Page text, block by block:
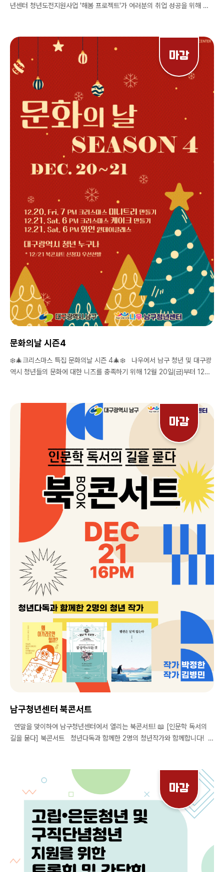
년센터 청년도전지원사업 '해봄 프로젝트'가 여러분의 취업 성공을 위해 특
우선 선발) 💡 <채용트렌드 2025>의 저자 윤영돈 소장님과 함께하는 취업
전략 특강! 2025 채용 트렌드 완전 정복 AI 활용 자소서 작성과 면접 꿀팁
까지! 🎁 <해봄 프로젝트 참여 혜택> · AI 자격증 취득 과정 · 맞춤형 취업
프로그램 · 최대 350만 원 지원 🚀 지금 바로 도전하세요! QR코드를 스캔
하거나 남구청년센터 홈페이지/인스타그램으로 신청 가능합니다. 선착순 마
감, 놓치지 마세요!
마감
문화의날 시즌4
❄️🎄크리스마스 특집 문화의날 시즌 4🎄❄️ 나우에서 남구 청년 및 대구광
역시 청년들의 문화에 대한 니즈를 충족하기 위해 12월 20일(금)부터 12월
선선발 : 12/21 북콘서트 신청자 장소 | 남구청년센터 (대구광역시 남구 봉
덕남로 99 세진빌딩 1층) --------------------------------------------
------------------- 🔻프로그램 안내🔻 🏟️ 원데이 클래스 ㅣ 크리스마스
미니 트리 만들기 🎄 ㄴ12월 20일 19시 30분 | 크리스마스 티라미수
케이크 만들기 🎂 ㄴ12월 21일 18시 | 와인 클래스 🍷 ㄴ12월 21일
북콘서트 관람하고, 원데이 클래스 함께 해요❤️ 남구청년센터 문화의 날 원
데이클래스는 항상 경쟁률이 치열합니다🔥 꼭 참여하시고 싶으신 분들은 북
콘서트 참여시 99.9% 당첨확률🔥 ✅문의사항 ㅣ 남구청년센터 홈페이지
ㅣ 남구청년센터 인스타그램 ㅣ E-mail. namgu2023@gmail.com ㅣ
Tel. 053-473-2023
마감
남구청년센터 북콘서트
길을 묻다] 북콘서트 청년다독과 함께한 2명의 청년작가와 함께합니다!
16:00 ~ 16:10 / 오프닝 - 16:10 ~ 16:30 / 저자강연1 / 박정한 작가 -
16:30 ~ 16:50 / 저자강연2 / 김병민 작가 - 16:50 ~ 17:00 / 휴식 -
17:00 ~ 17:30 / 대담 및 질의응답 📕- 왜 아가리로만 할까? - 알아
두면 잘난 척하기 딱 좋은 팝 음악의 모든 것 의 저자 박정한 작가 📕-
펭귄은 날지 않는다 의 저자 김병민 작가 📣 모집기간 | 2024년 12
월 19일(목) 까지 *선착순 모집으로, 신청현황에 따라 조기마감이 될 수 있
습니다. *선발자분들은 20일 안으로 안내문자 드릴 예정입니다:) 📣 모집
문의 ▪️남구청년센터 홈페이지 ▪️ 남구청년센터 인스타그
마감